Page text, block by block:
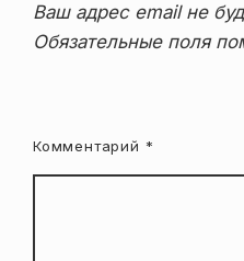
Ваш адрес email не
Обязательные поля
Комментарий *